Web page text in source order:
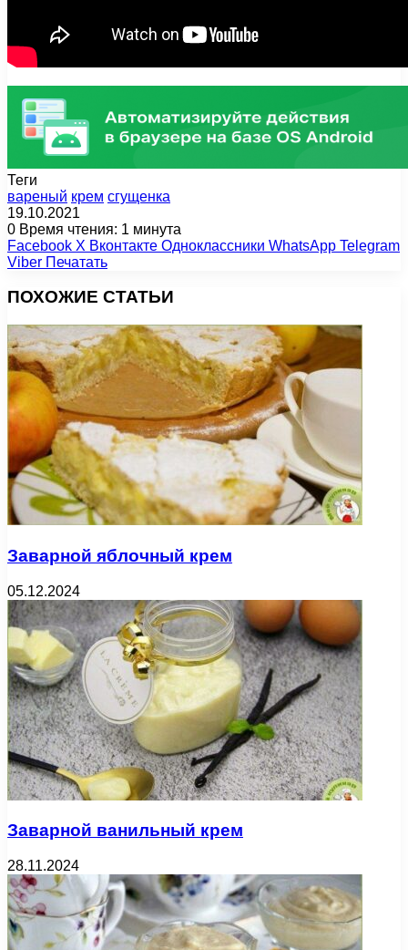
Теги
вареный крем сгущенка
19.10.2021
0 Время чтения: 1 минута
Facebook X Вконтакте Одноклассники WhatsApp Telegram
Viber Печатать
ПОХОЖИЕ СТАТЬИ
Заварной яблочный крем
05.12.2024
Заварной ванильный крем
28.11.2024